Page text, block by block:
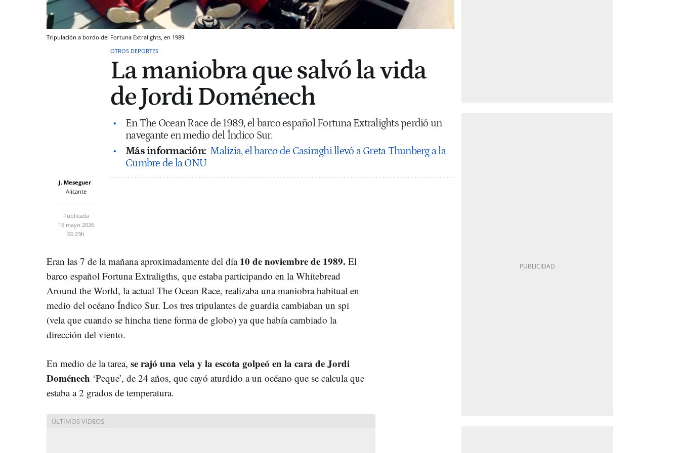
Tripulación a bordo del Fortuna Extralights, en 1989.
OTROS DEPORTES
La maniobra que salvó la vida
de Jordi Doménech
En The Ocean Race de 1989, el barco español Fortuna Extralights perdió un
navegante en medio del Índico Sur.
Más información: Malizia, el barco de Casiraghi llevó a Greta Thunberg a la
Cumbre de la ONU
J. Meseguer
Alicante
Publicada
16 mayo 2026
06:23h
Eran las 7 de la mañana aproximadamente del día10 de noviembre de 1989. El
barco español Fortuna Extraligths, que estaba participando en la Whitebread
Around the World, la actual The Ocean Race, realizaba una maniobra habitual en
medio del océano Índico Sur. Los tres tripulantes de guardia cambiaban un spi
(vela que cuando se hincha tiene forma de globo) ya que había cambiado la
dirección del viento.
En medio de la tarea, se rajó una vela y la escota golpeó en la cara de Jordi
Doménech ‘Peque’, de 24 años, que cayó aturdido a un océano que se calcula que
estaba a 2 grados de temperatura.